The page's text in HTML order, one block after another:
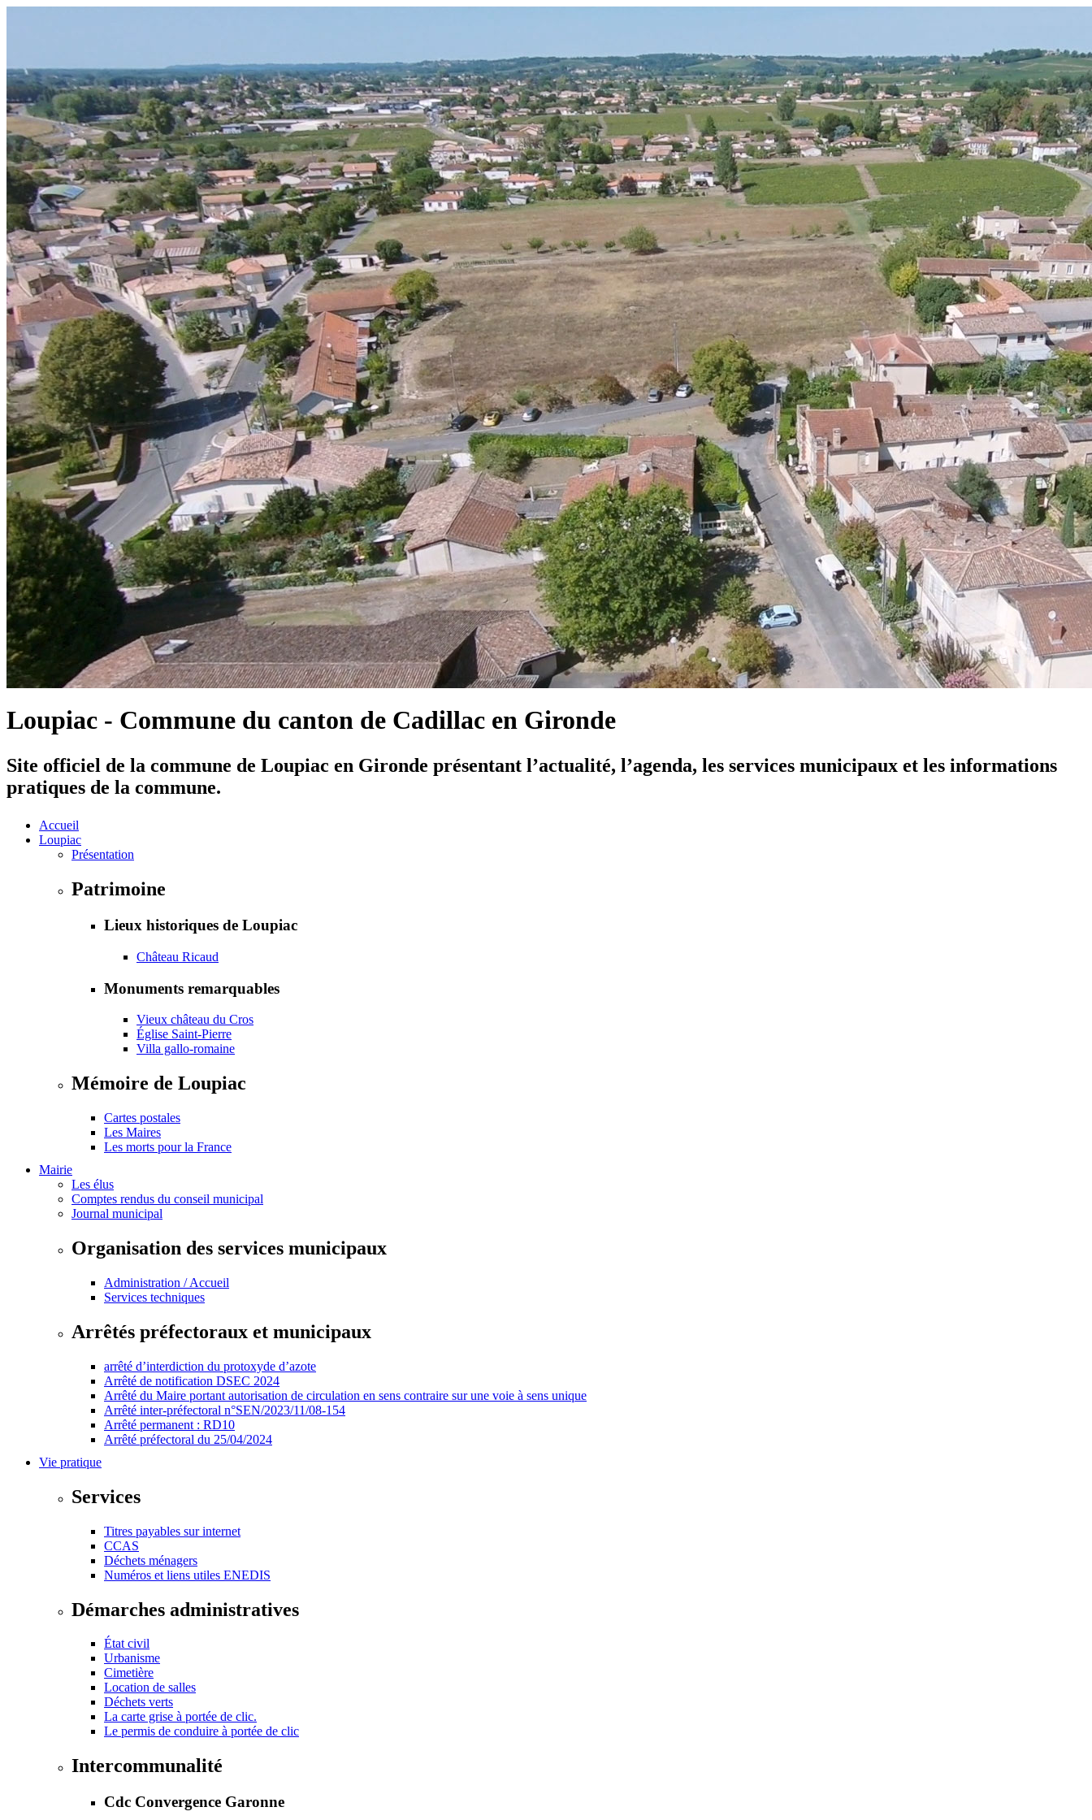
Loupiac - Commune du canton de Cadillac en Gironde
Site officiel de la commune de Loupiac en Gironde présentant l’actualité, l’agenda, les services municipaux et les informations
pratiques de la commune.
Accueil
Loupiac
Présentation
Patrimoine
Lieux historiques de Loupiac
Château Ricaud
Monuments remarquables
Vieux château du Cros
Église Saint-Pierre
Villa gallo-romaine
Mémoire de Loupiac
Cartes postales
Les Maires
Les morts pour la France
Mairie
Les élus
Comptes rendus du conseil municipal
Journal municipal
Organisation des services municipaux
Administration / Accueil
Services techniques
Arrêtés préfectoraux et municipaux
arrêté d’interdiction du protoxyde d’azote
Arrêté de notification DSEC 2024
Arrêté du Maire portant autorisation de circulation en sens contraire sur une voie à sens unique
Arrêté inter-préfectoral n°SEN/2023/11/08-154
Arrêté permanent : RD10
Arrêté préfectoral du 25/04/2024
Vie pratique
Services
Titres payables sur internet
CCAS
Déchets ménagers
Numéros et liens utiles ENEDIS
Démarches administratives
État civil
Urbanisme
Cimetière
Location de salles
Déchets verts
La carte grise à portée de clic.
Le permis de conduire à portée de clic
Intercommunalité
Cdc Convergence Garonne